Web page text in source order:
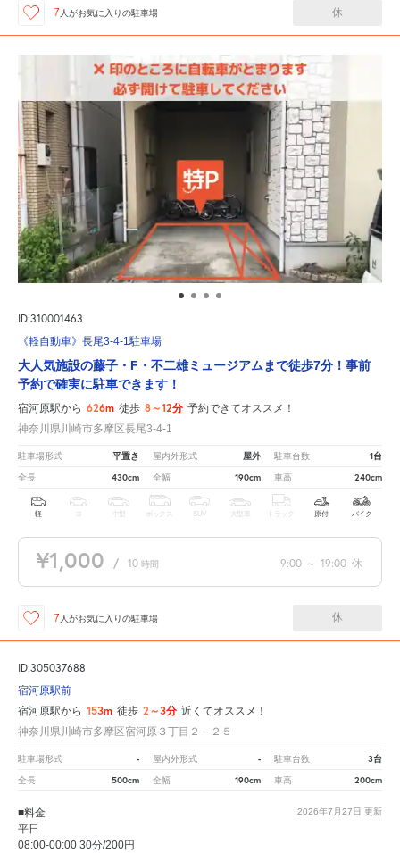
7 人がお気に入りの駐車場 休
ID:310001463
《軽自動車》長尾3-4-1駐車場
大人気施設の藤子・F・不二雄ミュージアムまで徒歩7分！事前
予約で確実に駐車できます！
宿河原駅から 626m 徒歩 8～12分 予約できてオススメ！
神奈川県川崎市多摩区長尾3-4-1
駐車場形式 平置き 屋内外形式 屋外 駐車台数 1台
全長 430cm 全幅 190cm 車高 240cm
軽 中型 ボックス SUV 大型車 トラック 原付 バイク
¥1,000 / 10 時間 9:00 ～ 19:00 休
7 人がお気に入りの駐車場 休
ID:305037688
宿河原駅前
宿河原駅から 153m 徒歩 2～3分 近くてオススメ！
神奈川県川崎市多摩区宿河原３丁目２－２５
駐車場形式 - 屋内外形式 - 駐車台数 3台
全長 500cm 全幅 190cm 車高 200cm
2026年7月27日 更新
■料金
平日
08:00-00:00 30分/200円